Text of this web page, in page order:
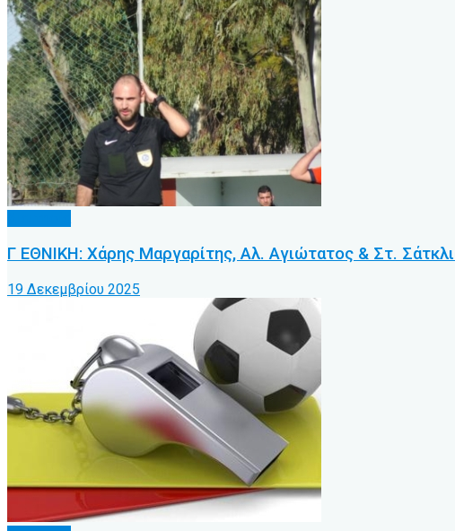
Γ ΕΘΝΙΚΗ: Χάρης Μαργαρίτης, Αλ. Αγιώτατος & Στ.
19 Δεκεμβρίου 2025